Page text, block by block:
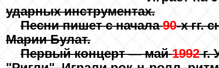
ударных инструментах.
Песни пишет с начала90-х гг.
Марии Булат.
Первый концерт — май1992г.